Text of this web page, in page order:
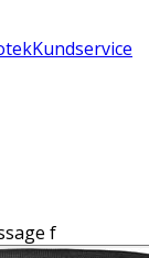
Kundservice
f